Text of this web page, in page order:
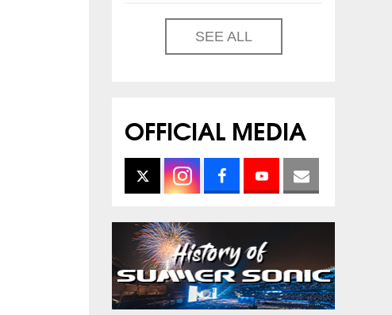
SEE ALL
OFFICIAL MEDIA